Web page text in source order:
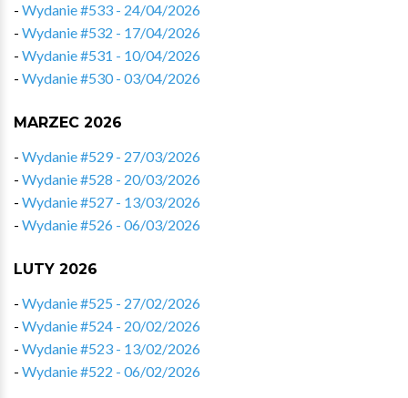
- Wydanie #533 - 24/04/2026
- Wydanie #532 - 17/04/2026
- Wydanie #531 - 10/04/2026
- Wydanie #530 - 03/04/2026
MARZEC 2026
- Wydanie #529 - 27/03/2026
- Wydanie #528 - 20/03/2026
- Wydanie #527 - 13/03/2026
- Wydanie #526 - 06/03/2026
LUTY 2026
- Wydanie #525 - 27/02/2026
- Wydanie #524 - 20/02/2026
- Wydanie #523 - 13/02/2026
- Wydanie #522 - 06/02/2026